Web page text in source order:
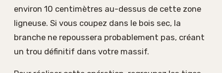
environ 10 centimètres au-dessus de cette zone
ligneuse. Si vous coupez dans le bois sec, la
branche ne repoussera probablement pas, créant
un trou définitif dans votre massif.